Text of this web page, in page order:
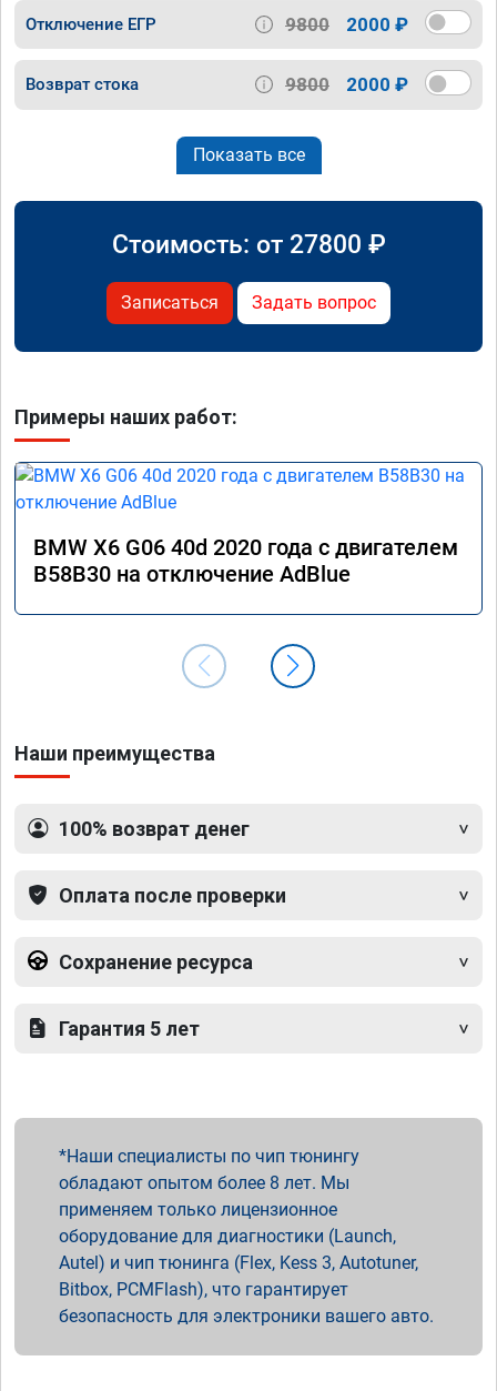
Отключение ЕГР 9800 2000 ₽
Возврат стока 9800 2000 ₽
Показать все
Стоимость: от 27800 ₽
Записаться Задать вопрос
Примеры наших работ:
BMW X6 G06 40d 2020 года с двигателем
B58B30 на отключение AdBlue
Наши преимущества
100% возврат денег
Оплата после проверки
Сохранение ресурса
Гарантия 5 лет
Наши специалисты по чип тюнингу
обладают опытом более 8 лет. Мы
применяем только лицензионное
оборудование для диагностики (Launch,
Autel) и чип тюнинга (Flex, Kess 3, Autotuner,
Bitbox, PCMFlash), что гарантирует
безопасность для электроники вашего авто.